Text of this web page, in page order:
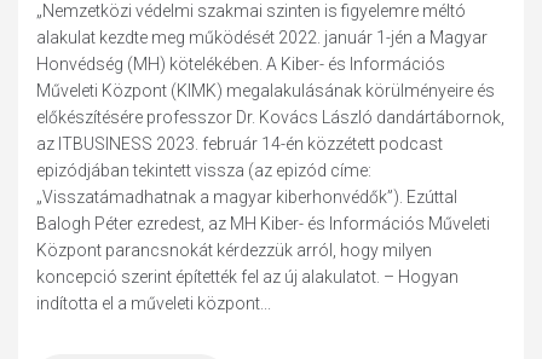
„Nemzetközi védelmi szakmai szinten is figyelemre méltó
alakulat kezdte meg működését 2022. január 1-jén a Magyar
Honvédség (MH) kötelékében. A Kiber- és Információs
Műveleti Központ (KIMK) megalakulásának körülményeire és
előkészítésére professzor Dr. Kovács László dandártábornok,
az ITBUSINESS 2023. február 14-én közzétett podcast
epizódjában tekintett vissza (az epizód címe:
„Visszatámadhatnak a magyar kiberhonvédők”). Ezúttal
Balogh Péter ezredest, az MH Kiber- és Információs Műveleti
Központ parancsnokát kérdezzük arról, hogy milyen
koncepció szerint építették fel az új alakulatot. – Hogyan
indította el a műveleti központ...